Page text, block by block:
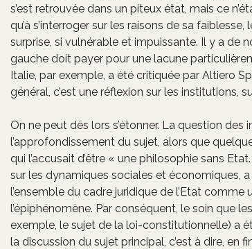
s’est retrouvée dans un piteux état, mais ce
qu’à s’interroger sur les raisons de sa
surprise, si vulnérable et impuissante. Il y a de
gauche doit payer pour une lacune
Italie, par exemple, a été critiquée par Altiero
général, c’est une réflexion sur les institutions,
On ne peut dès lors s’étonner. La question
l’approfondissement du sujet, alors que
qui l’accusait d’être « une philosophie sans
sur les dynamiques sociales et économiques,
l’ensemble du cadre juridique de l’Etat
l’épiphénomène. Par conséquent, le soin que
exemple, le sujet de la loi-constitutionnelle) a
la discussion du sujet principal, c’est à dire,